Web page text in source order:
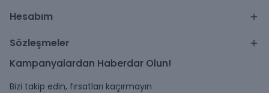
Hesabım
Sözleşmeler
Kampanyalardan Haberdar Olun!
Bizi takip edin, fırsatları kaçırmayın